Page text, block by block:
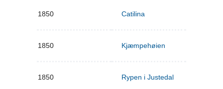
1850 Catilina
1850 Kjæmpehøien
1850 Rypen i Justedal